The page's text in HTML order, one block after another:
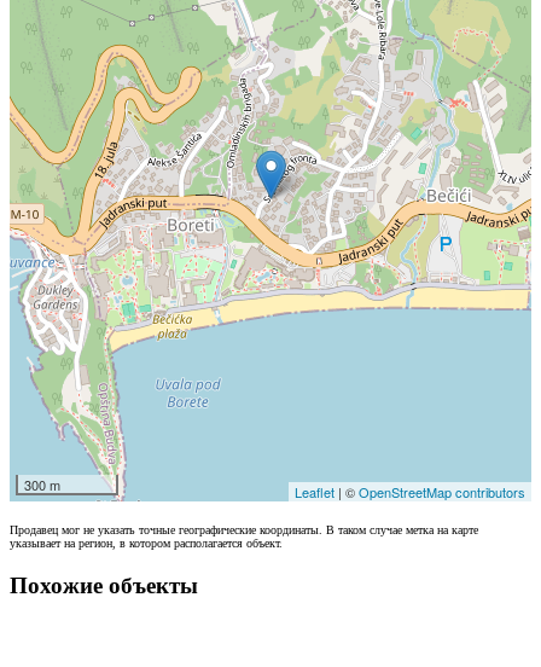
300 m Leaflet | ©OpenStreetMap contributors
Продавец мог не указать точные географические координаты. В таком случае метка на карте
указывает на регион, в котором располагается объект.
Похожие объекты